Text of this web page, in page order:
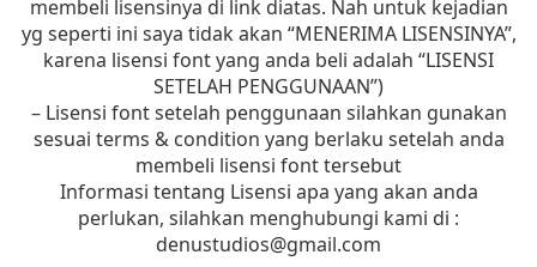
membeli lisensinya di link diatas. Nah untuk kejadian
yg seperti ini saya tidak akan “MENERIMA LISENSINYA”,
karena lisensi font yang anda beli adalah “LISENSI
SETELAH PENGGUNAAN”)
– Lisensi font setelah penggunaan silahkan gunakan
sesuai terms & condition yang berlaku setelah anda
membeli lisensi font tersebut
Informasi tentang Lisensi apa yang akan anda
perlukan, silahkan menghubungi kami di :
denustudios@gmail.com